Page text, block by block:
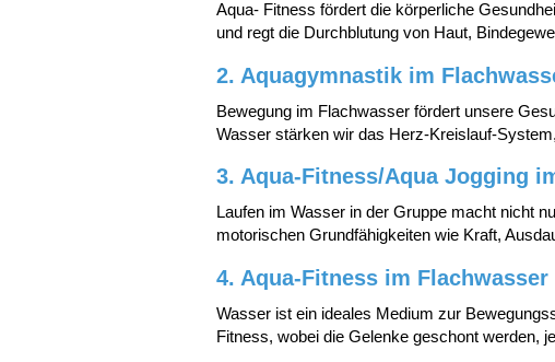
Aqua- Fitness fördert die körperliche
und regt die Durchblutung von Haut,
2. Aquagymnastik im
Bewegung im Flachwasser fördert unsere
Wasser stärken wir das Herz-Kreislauf-
3. Aqua-Fitness/Aqua Jogging
Laufen im Wasser in der Gruppe macht nicht
motorischen Grundfähigkeiten wie Kraft,
4. Aqua-Fitness im Flachwasser
Wasser ist ein ideales Medium zur
Fitness, wobei die Gelenke geschont werden,